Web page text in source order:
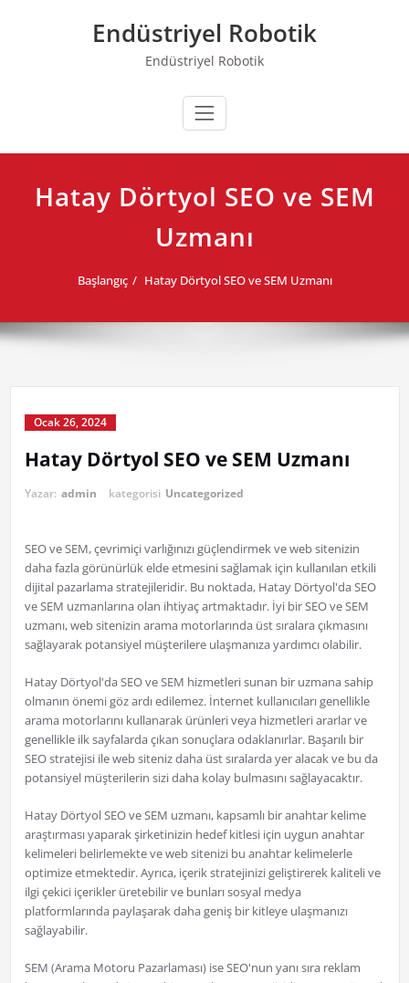
Endüstriyel Robotik
Endüstriyel Robotik
Hatay Dörtyol SEO ve SEM
Uzmanı
Başlangıç Hatay Dörtyol SEO ve SEM Uzmanı
Ocak 26, 2024
Hatay Dörtyol SEO ve SEM Uzmanı
Yazar: admin kategorisi Uncategorized
SEO ve SEM, çevrimiçi varlığınızı güçlendirmek ve web sitenizin
daha fazla görünürlük elde etmesini sağlamak için kullanılan etkili
dijital pazarlama stratejileridir. Bu noktada, Hatay Dörtyol'da SEO
ve SEM uzmanlarına olan ihtiyaç artmaktadır. İyi bir SEO ve SEM
uzmanı, web sitenizin arama motorlarında üst sıralara çıkmasını
sağlayarak potansiyel müşterilere ulaşmanıza yardımcı olabilir.
Hatay Dörtyol'da SEO ve SEM hizmetleri sunan bir uzmana sahip
olmanın önemi göz ardı edilemez. İnternet kullanıcıları genellikle
arama motorlarını kullanarak ürünleri veya hizmetleri ararlar ve
genellikle ilk sayfalarda çıkan sonuçlara odaklanırlar. Başarılı bir
SEO stratejisi ile web siteniz daha üst sıralarda yer alacak ve bu da
potansiyel müşterilerin sizi daha kolay bulmasını sağlayacaktır.
Hatay Dörtyol SEO ve SEM uzmanı, kapsamlı bir anahtar kelime
araştırması yaparak şirketinizin hedef kitlesi için uygun anahtar
kelimeleri belirlemekte ve web sitenizi bu anahtar kelimelerle
optimize etmektedir. Ayrıca, içerik stratejinizi geliştirerek kaliteli ve
ilgi çekici içerikler üretebilir ve bunları sosyal medya
platformlarında paylaşarak daha geniş bir kitleye ulaşmanızı
sağlayabilir.
SEM (Arama Motoru Pazarlaması) ise SEO'nun yanı sıra reklam